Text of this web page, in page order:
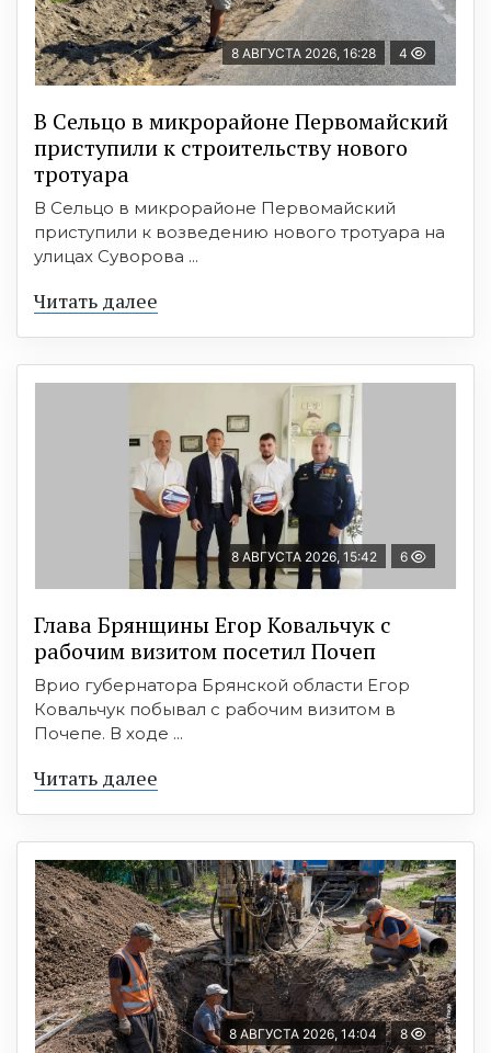
8 АВГУСТА 2026, 16:28 4
В Сельцо в микрорайоне Первомайский
приступили к строительству нового
тротуара
В Сельцо в микрорайоне Первомайский
приступили к возведению нового тротуара на
улицах Суворова ...
Читать далее
8 АВГУСТА 2026, 15:42 6
Глава Брянщины Егор Ковальчук с
рабочим визитом посетил Почеп
Врио губернатора Брянской области Егор
Ковальчук побывал с рабочим визитом в
Почепе. В ходе ...
Читать далее
8 АВГУСТА 2026, 14:04 8